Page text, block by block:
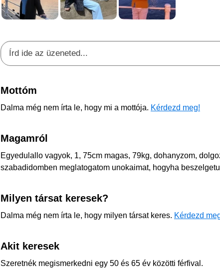
Mottóm
Dalma még nem írta le, hogy mi a mottója. Kérdezd meg!
Magamról
Egyedulallo vagyok, 1, 75cm magas, 79kg, dohanyzom,
szabadidomben meglatogatom unokaimat, hogyha
Milyen társat keresek?
Dalma még nem írta le, hogy milyen társat keres. Kérdezd
Akit keresek
Szeretnék megismerkedni egy 50 és 65 év közötti férfival.